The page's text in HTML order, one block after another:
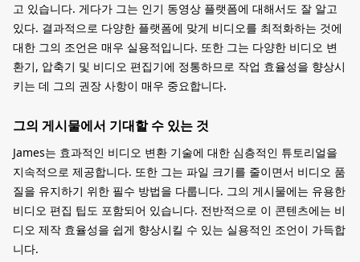
고 있습니다. 게다가 그는 인기 동영상 플랫폼에 대해서도 잘 알고
있다. 결과적으로 다양한 플랫폼에 맞게 비디오를 최적화하는 것에
대한 그의 조언은 매우 실용적입니다. 또한 그는 다양한 비디오 변
환기, 압축기 및 비디오 편집기에 정통하므로 작업 효율성을 향상시
키는 데 그의 권장 사항이 매우 중요합니다.
그의 게시물에서 기대할 수 있는 것
James는 효과적인 비디오 변환 기술에 대한 심층적인 튜토리얼을
지속적으로 제공합니다. 또한 그는 파일 크기를 줄이면서 비디오 품
질을 유지하기 위한 필수 방법을 다룹니다. 그의 게시물에는 유용한
비디오 편집 팁도 포함되어 있습니다. 전반적으로 이 콘텐츠에는 비
디오 제작 효율성을 쉽게 향상시킬 수 있는 실용적인 조언이 가득합
니다.